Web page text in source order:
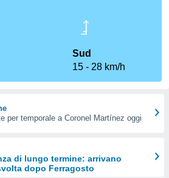
Sud
15
28 km/h
per temporale a Coronel Martínez oggi
di lungo termine: arrivano
dopo Ferragosto